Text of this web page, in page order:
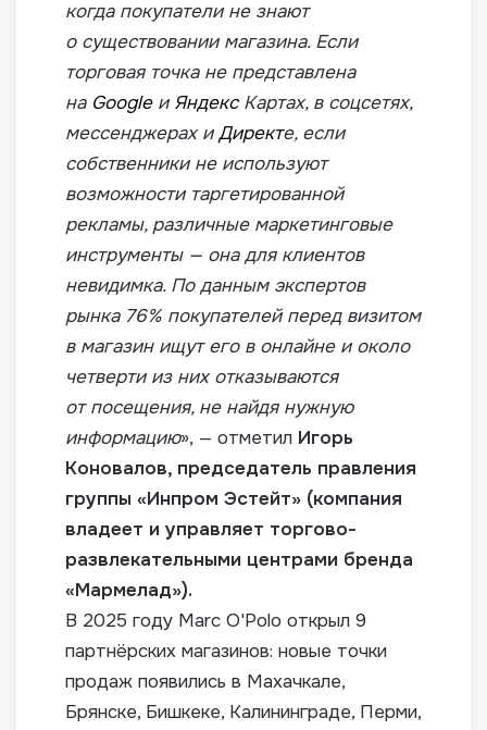
когда покупатели не знают
о существовании магазина. Если
торговая точка не представлена
на GoogleиЯндексКартах, в соцсетях,
мессенджерах иДиректе, если
собственники не используют
возможности таргетированной
рекламы, различные маркетинговые
инструменты — она для клиентов
невидимка. По данным экспертов
рынка 76% покупателей перед визитом
в магазин ищут его в онлайне и около
четверти из них отказываются
от посещения, не найдя нужную
информацию», — отметил Игорь
Коновалов, председатель правления
группы «Инпром Эстейт» (компания
владеет и управляет торгово-
развлекательными центрами бренда
«Мармелад»).
В 2025 году Marc O'Polo открыл 9
партнёрских магазинов: новые точки
продаж появились в Махачкале,
Брянске, Бишкеке, Калининграде, Перми,